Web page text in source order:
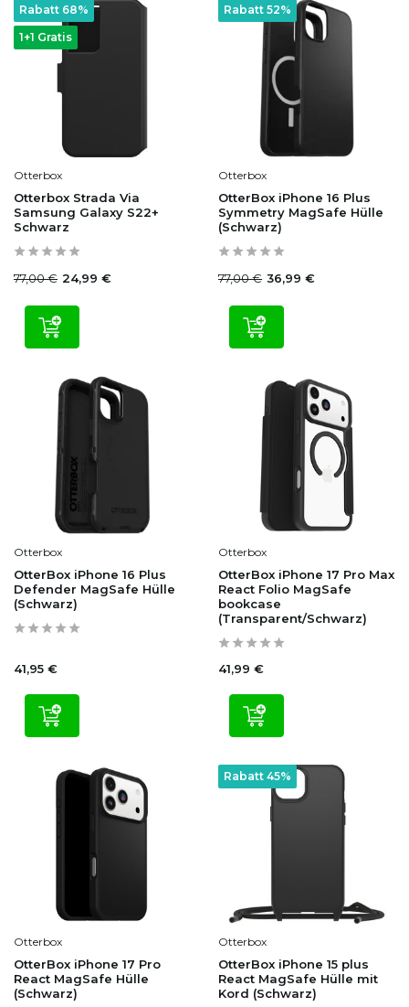
1+1 Gratis
Rabatt 68%
Otterbox
Otterbox Strada Via
Samsung Galaxy S22+
Schwarz
77,00 € 24,99 €
Rabatt 52%
Otterbox
OtterBox iPhone 16 Plus
Symmetry MagSafe Hülle
(Schwarz)
77,00 € 36,99 €
Otterbox
OtterBox iPhone 16 Plus
Defender MagSafe Hülle
(Schwarz)
41,95 €
Otterbox
OtterBox iPhone 17 Pro Max
React Folio MagSafe
bookcase
(Transparent/Schwarz)
41,99 €
Otterbox
OtterBox iPhone 17 Pro
React MagSafe Hülle
(Schwarz)
Rabatt 45%
Otterbox
OtterBox iPhone 15 plus
React MagSafe Hülle mit
Kord (Schwarz)